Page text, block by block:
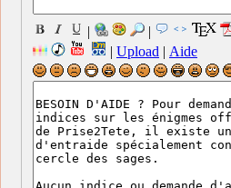
| |
| Upload | Aide